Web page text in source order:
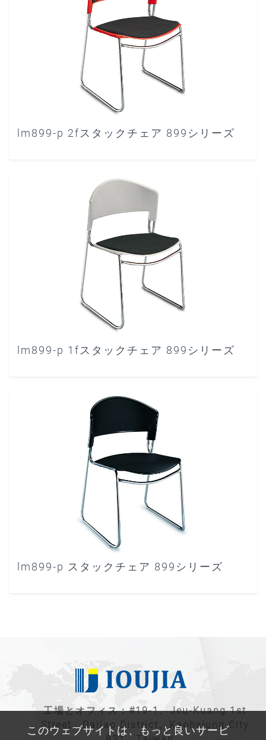
lm899-p 2fスタックチェア 899シリーズ
lm899-p 1fスタックチェア 899シリーズ
lm899-p スタックチェア 899シリーズ
このウェブサイトは、もっと良いサービ
工場とオフィス：#19-1、Jeu-Kuang 1st
Street、Daliao District、Kaohsiung City